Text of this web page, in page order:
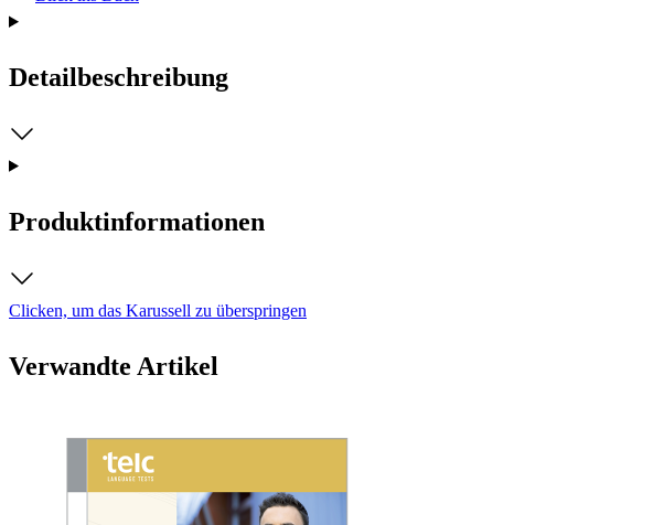
Detailbeschreibung
Produktinformationen
Clicken, um das Karussell zu überspringen
Verwandte Artikel